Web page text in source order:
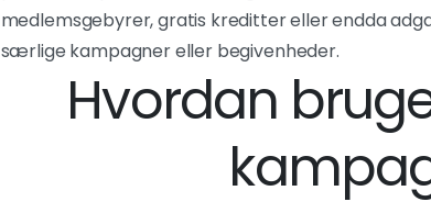
medlemsgebyrer, gratis kreditter eller endda
særlige kampagner eller begivenheder.
Hvordan